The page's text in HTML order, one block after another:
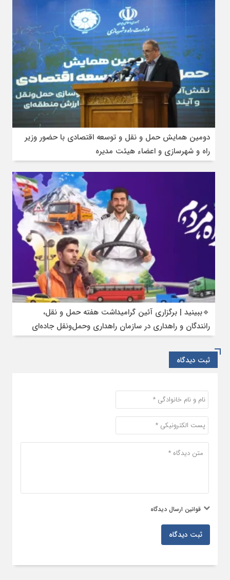
دومین همایش حمل و نقل و توسعه اقتصادی با حضور وزیر
راه و شهرسازی و اعضاء هیئت مدیره
🔹ببینید | برگزاری آئین گرامیداشت هفته حمل و نقل،
رانندگان و راهداری در سازمان راهداری وحمل‌ونقل جاده‌ای
ثبت دیدگاه
قوانین ارسال دیدگاه
ثبت دیدگاه